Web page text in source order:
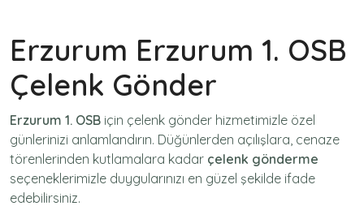
Erzurum Erzurum 1. OSB
Çelenk Gönder
Erzurum 1. OSB için çelenk gönder hizmetimizle özel
günlerinizi anlamlandırın. Düğünlerden açılışlara, cenaze
törenlerinden kutlamalara kadar çelenk gönderme
seçeneklerimizle duygularınızı en güzel şekilde ifade
edebilirsiniz.